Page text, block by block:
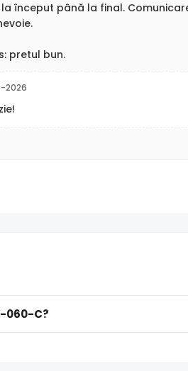
început până la final.
pretul bun.
2026
060-C?